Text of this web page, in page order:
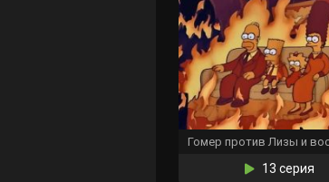
13 серия